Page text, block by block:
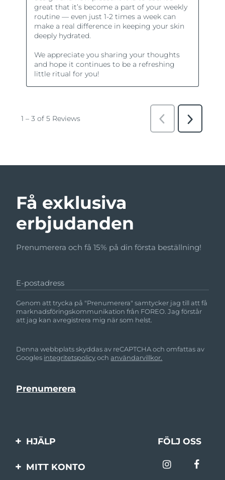
Få exklusiva
erbjudanden
Prenumerera och få 15% på din första beställning!
E-postadress
Genom att trycka på "Prenumerera" samtycker jag till att få
marknadsföringskommunikation från FOREO. Jag förstår
att jag kan avregistrera mig när som helst.
Denna webbplats skyddas av reCAPTCHA och omfattas av
Googles integritetspolicyochanvändarvillkor.
HJÄLP
Kontakta oss
FÖLJ OSS
MITT KONTO